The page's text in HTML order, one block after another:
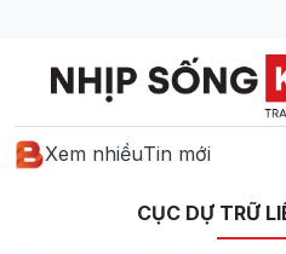
Xem nhiềuTin mới
CỤC DỰ TRỮ